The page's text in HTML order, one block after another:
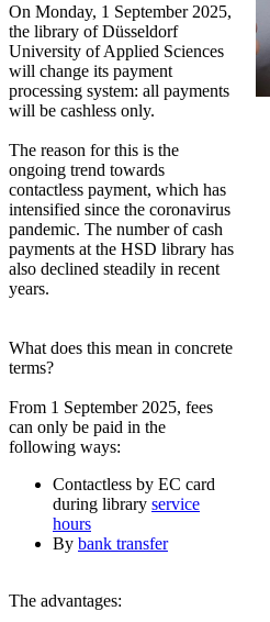
​On Monday, 1 September 2025,
the library of Düsseldorf
University of Applied Sciences
will change its payment
processing system: all payments
will be cashless only.
The reason for this is the
ongoing trend towards
contactless payment, which has
intensified since the coronavirus
pandemic. The number of cash
payments at the HSD library has
also declined steadily in recent
years.
What does this mean in concrete
terms?
From 1 September 2025, fees
can only be paid in the
following ways:
Contactless by EC card
during library service
hours
By bank transfer
The advantages: